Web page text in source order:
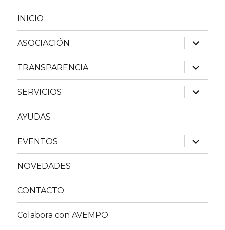
INICIO
ASOCIACIÓN
expande
el
menú
inferior
TRANSPARENCIA
expande
el
menú
inferior
SERVICIOS
expande
el
menú
AYUDAS
EVENTOS
expande
el
menú
NOVEDADES
CONTACTO
Colabora con AVEMPO